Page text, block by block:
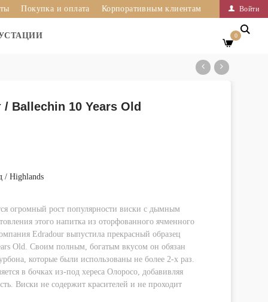
Войти
Покупка и оплата Корпоративным клиентам
0
Ballechin 10 Years Old
/ Highlands
огромный рост популярности виски с дымным
этого напитка из оторфованного ячменного
Edradour выпустила прекрасный образец
Old. Своим полным, богатым вкусом он обязан
которые были использованы не более 2-х раз.
в бочках из-под хереса Олоросо, добавивляя
Виски не содержит красителей и не проходит